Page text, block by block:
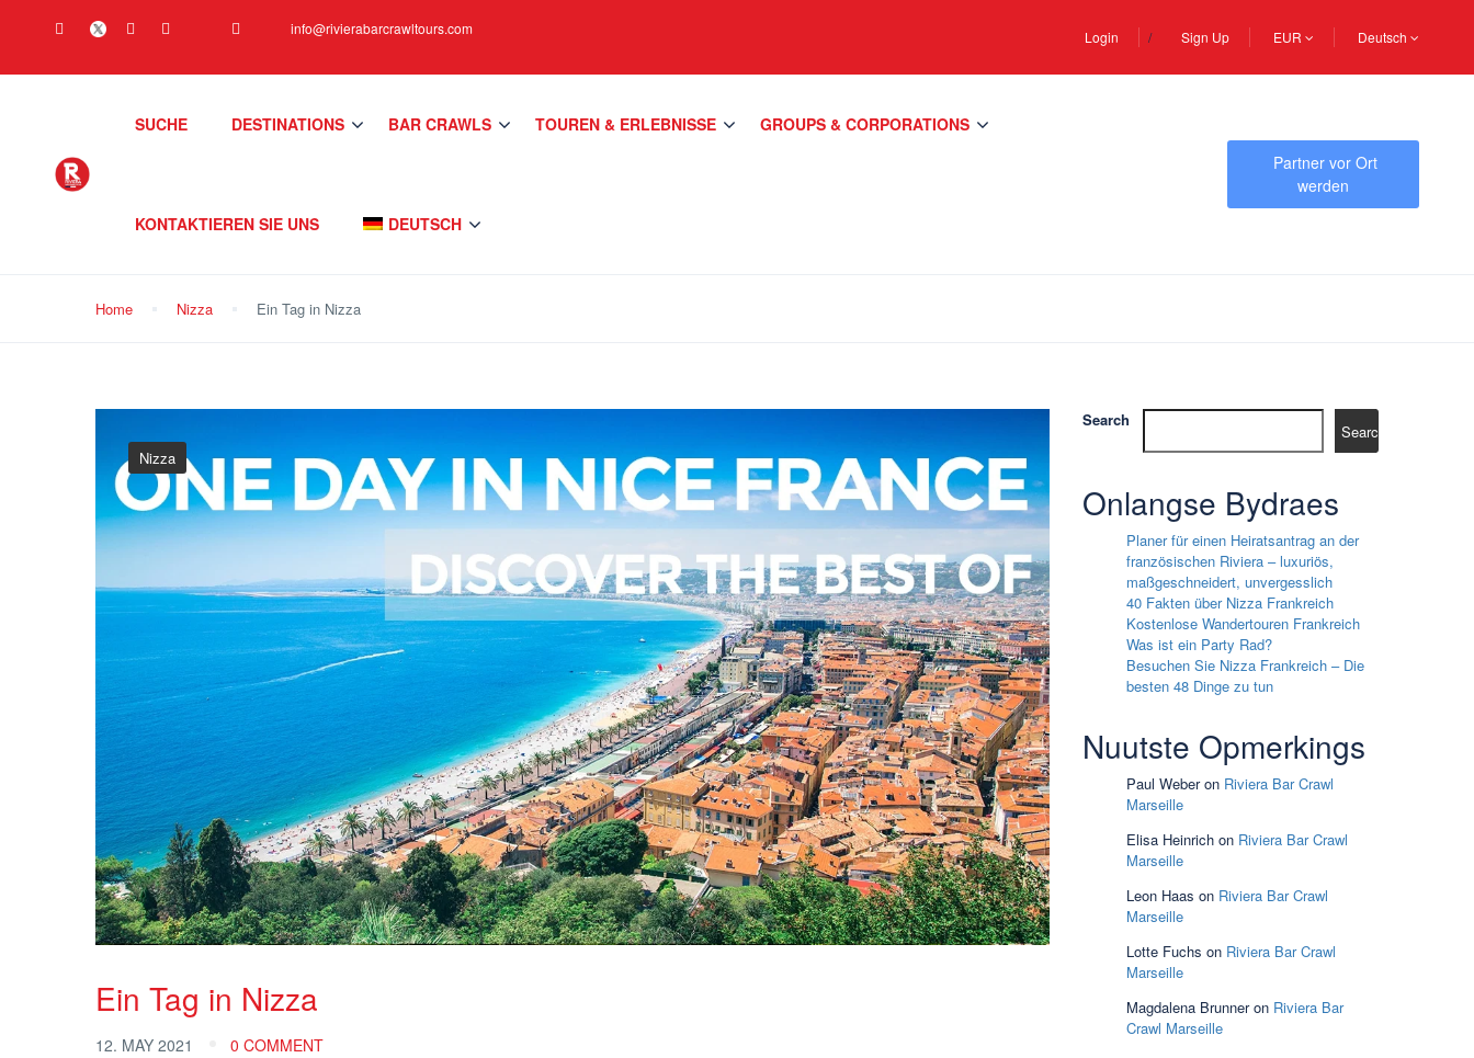
info@rivierabarcrawltours.com Login Sign Up EUR Deutsch
SUCHE DESTINATIONS BAR CRAWLS TOUREN & ERLEBNISSE GROUPS & CORPORATIONS
KONTAKTIEREN SIE UNS DEUTSCH
Partner vor Ort
werden
Home Nizza Ein Tag in Nizza
Nizza
Ein Tag in Nizza
12. MAY 2021 0 COMMENT
Search
Search
Onlangse Bydraes
Planer für einen Heiratsantrag an der
französischen Riviera – luxuriös,
maßgeschneidert, unvergesslich
40 Fakten über Nizza Frankreich
Kostenlose Wandertouren Frankreich
Was ist ein Party Rad?
Besuchen Sie Nizza Frankreich – Die
besten 48 Dinge zu tun
Nuutste Opmerkings
Paul Weberon Riviera Bar Crawl
Marseille
Elisa Heinrich on Riviera Bar Crawl
Marseille
Leon Haas on Riviera Bar Crawl
Marseille
Lotte Fuchs on Riviera Bar Crawl
Marseille
Magdalena Brunneron Riviera Bar
Crawl Marseille